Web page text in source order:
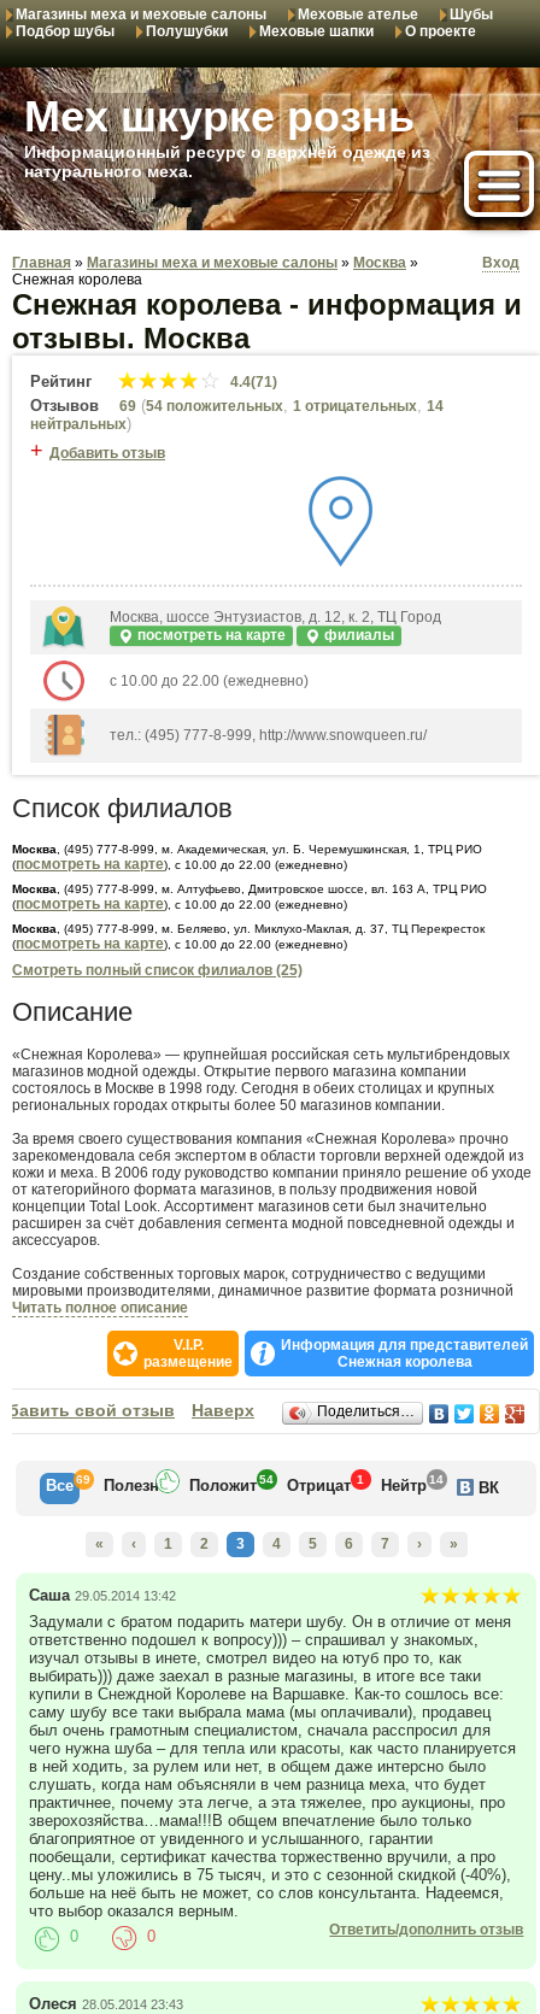
Магазины меха и меховые салоны Меховые ателье
Шубы
Подбор шубы
Полушубки Меховые шапки О проекте
Мех шкурке рознь
Информационный ресурс о верхней одежде из
натурального меха.
Главная » Магазины меха и меховые салоны » Москва »
Снежная королева
Вход
Снежная королева - информация и
отзывы. Москва
Рейтинг 4.4(71)
Отзывов 69 (54 положительных, 1 отрицательных, 14
нейтральных)
+ Добавить отзыв
Москва, шоссе Энтузиастов, д. 12, к. 2, ТЦ Город
посмотреть на карте
филиалы
с 10.00 до 22.00 (ежедневно)
тел.: (495) 777-8-999, http://www.snowqueen.ru/
Список филиалов
Москва , (495) 777-8-999, м. Академическая, ул. Б. Черемушкинская, 1, ТРЦ РИО
(посмотреть на карте), с 10.00 до 22.00 (ежедневно)
Москва , (495) 777-8-999, м. Алтуфьево, Дмитровское шоссе, вл. 163 А, ТРЦ РИО
(посмотреть на карте), с 10.00 до 22.00 (ежедневно)
Москва , (495) 777-8-999, м. Беляево, ул. Миклухо-Маклая, д. 37, ТЦ Перекресток
(посмотреть на карте), с 10.00 до 22.00 (ежедневно)
Смотреть полный список филиалов (25)
Описание
«Снежная Королева» — крупнейшая российская сеть мультибрендовых
магазинов модной одежды. Открытие первого магазина компании
состоялось в Москве в 1998 году. Сегодня в обеих столицах и крупных
региональных городах открыты более 50 магазинов компании.
За время своего существования компания «Снежная Королева» прочно
зарекомендовала себя экспертом в области торговли верхней одеждой из
кожи и меха. В 2006 году руководство компании приняло решение об уходе
от категорийного формата магазинов, в пользу продвижения новой
концепции Total Look. Ассортимент магазинов сети был значительно
расширен за счёт добавления сегмента модной повседневной одежды и
аксессуаров.
Создание собственных торговых марок, сотрудничество с ведущими
мировыми производителями, динамичное развитие формата розничной
торговли в соответствии с международными тенденциями, проведение
«Снежной Королевы». Сегодня в любом магазине «Снежная Королева»
можно подобрать одежду и аксессуары для создания целостных модных и
гармоничных образов на разные случаи жизни и любую погоду, не покидая
пределов одного магазина.
За время работы «Снежная Королева» была удостоена ряда престижных
Сети 2005»,
титул «Наиболее динамично развивающаяся компания»,
российской экономики и общества — «Бренды России».
первое место в номинации «Одежда» в конкурсе «Золотые Сети 2008»
Читать полное описание
V.I.P.
размещение
Информация для представителей
Снежная королева
Отзывысвой отзыв Наверх Поделиться…
Все 69 Полезн Положит 54 Отрицат 1 Нейтр 14 ВК
« ‹ 1 2 3 4 5 6 7 › »
Саша 29.05.2014 13:42
Задумали с братом подарить матери шубу. Он в отличие от меня
ответственно подошел к вопросу))) – спрашивал у знакомых,
изучал отзывы в инете, смотрел видео на ютуб про то, как
выбирать))) даже заехал в разные магазины, в итоге все таки
купили в Снеждной Королеве на Варшавке. Как-то сошлось все:
саму шубу все таки выбрала мама (мы оплачивали), продавец
был очень грамотным специалистом, сначала расспросил для
чего нужна шуба – для тепла или красоты, как часто планируется
в ней ходить, за рулем или нет, в общем даже интерсно было
слушать, когда нам объясняли в чем разница меха, что будет
практичнее, почему эта легче, а эта тяжелее, про аукционы, про
зверохозяйства…мама!!!В общем впечатление было только
благоприятное от увиденного и услышанного, гарантии
пообещали, сертификат качества торжественно вручили, а про
цену..мы уложились в 75 тысяч, и это с сезонной скидкой (-40%),
больше на неё быть не может, со слов консультанта. Надеемся,
что выбор оказался верным.
Ответить/дополнить отзыв
0 0
Олеся 28.05.2014 23:43